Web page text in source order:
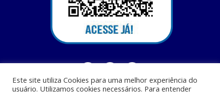
Este site utiliza Cookies para uma melhor experiência do
usuário. Utilizamos cookies necessários. Para entender